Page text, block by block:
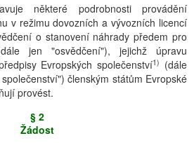
některé podrobnosti provádění
v režimu dovozních a vývozních licencí
o stanovení náhrady předem pro
jen "osvědčení"), jejichž úpravu
Evropských společenství1) (dále
členským státům Evropské
provést.
§ 2
Žádost